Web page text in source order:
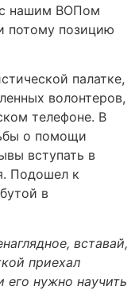
с нашим ВОПом
потому позицию
палатке,
волонтеров,
телефоне. В
о помощи
вступать в
Подошел к
в
вставай,
приехал
его нужно научить